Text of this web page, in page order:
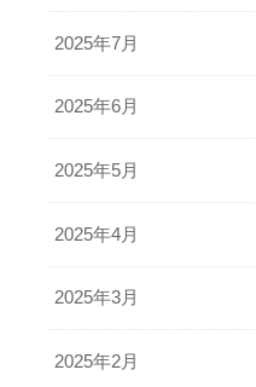
2025年7月
2025年6月
2025年5月
2025年4月
2025年3月
2025年2月